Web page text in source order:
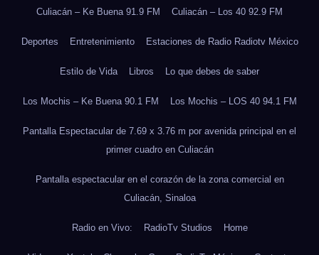
Culiacán – Ke Buena 91.9 FM Culiacán – Los 40 92.9 FM
Deportes Entretenimiento Estaciones de Radio Radiotv México
Estilo de Vida Libros Lo que debes de saber
Los Mochis – Ke Buena 90.1 FM Los Mochis – LOS 40 94.1 FM
Pantalla Espectacular de 7.69 x 3.76 m por avenida principal en el
primer cuadro en Culiacán
Pantalla espectacular en el corazón de la zona comercial en
Culiacán, Sinaloa
Radio en Vivo: RadioTv Studios Home